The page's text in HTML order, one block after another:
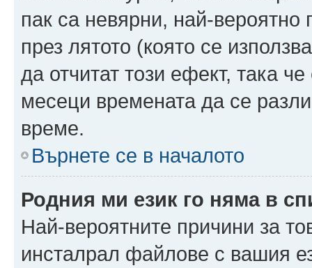
пак са невярни, най-
през лятото (която се
да отчитат този ефект, така
месеци времената да се
време.
Върнете се в началото
Родния ми език го няма в
Най-вероятните причини за
инсталрал файлове с вашия